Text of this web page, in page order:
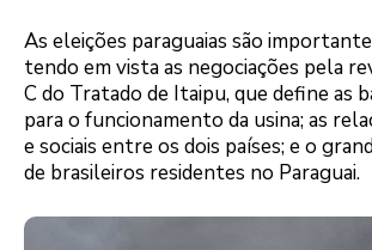
As eleições paraguaias são
tendo em vista as negociações pela
C do Tratado de Itaipu, que define as
para o funcionamento da usina; as
e sociais entre os dois países; e o
de brasileiros residentes no Paraguai.